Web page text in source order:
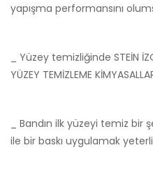
yapışma performansını
_ Yüzey temizliğinde STEİN
YÜZEY TEMİZLEME
_ Bandın ilk yüzeyi temiz bir
ile bir baskı uygulamak